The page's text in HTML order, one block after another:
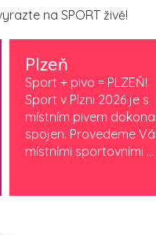
na SPORT živě!
Plzeň
Sport + pivo = PLZEŇ!
Sport v Plzni 2026 je s
místním pivem
spojen. Provedeme
místními sportovními ...